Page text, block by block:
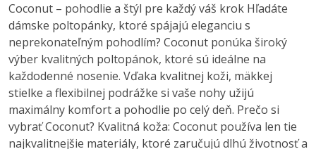
Coconut – pohodlie a štýl pre každý váš krok Hľadáte
dámske poltopánky, ktoré spájajú eleganciu s
neprekonateľným pohodlím? Coconut ponúka široký
výber kvalitných poltopánok, ktoré sú ideálne na
každodenné nosenie. Vďaka kvalitnej koži, mäkkej
stielke a flexibilnej podrážke si vaše nohy užijú
maximálny komfort a pohodlie po celý deň. Prečo si
vybrať Coconut? Kvalitná koža: Coconut používa len tie
najkvalitnejšie materiály, ktoré zaručujú dlhú životnosť a